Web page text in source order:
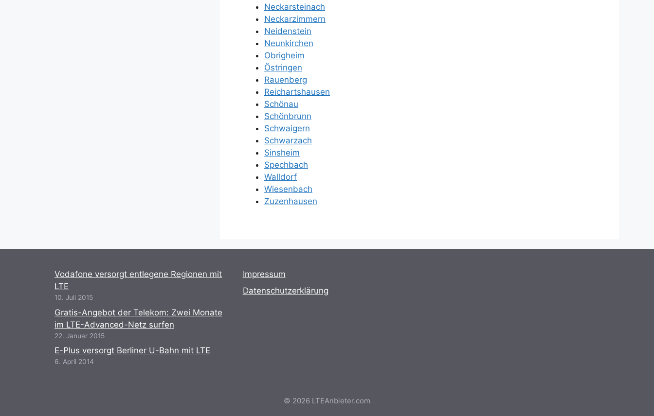
Neckarsteinach
Neckarzimmern
Neidenstein
Neunkirchen
Obrigheim
Östringen
Rauenberg
Reichartshausen
Schönau
Schönbrunn
Schwaigern
Schwarzach
Sinsheim
Spechbach
Walldorf
Wiesenbach
Zuzenhausen
Vodafone versorgt entlegene Regionen mit
LTE
10. Juli 2015
Gratis-Angebot der Telekom: Zwei Monate
im LTE-Advanced-Netz surfen
22. Januar 2015
E-Plus versorgt Berliner U-Bahn mit LTE
6. April 2014
Impressum
Datenschutzerklärung
© 2026 LTEAnbieter.com